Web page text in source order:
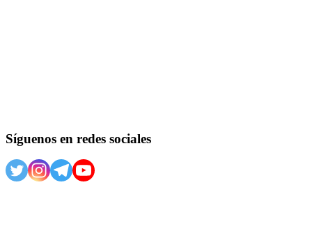
Síguenos en redes sociales